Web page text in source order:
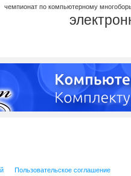
чемпионат по компьютерному
Пользовательское соглашение